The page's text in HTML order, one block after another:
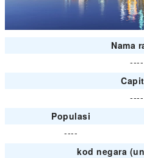
Nama
----
----
Populasi
----
kod negara